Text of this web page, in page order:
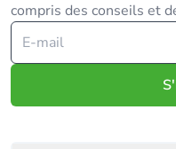
compris des conseils et